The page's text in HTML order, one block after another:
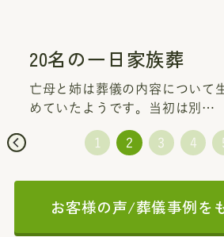
の一日家族葬
姉は葬儀の内容について生前から細
たようです。当初は別…
お客様の声/葬儀事例を